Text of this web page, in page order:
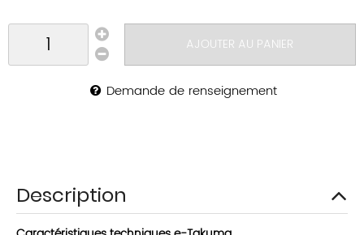
AJOUTER AU PANIER
Demande de renseignement
Description